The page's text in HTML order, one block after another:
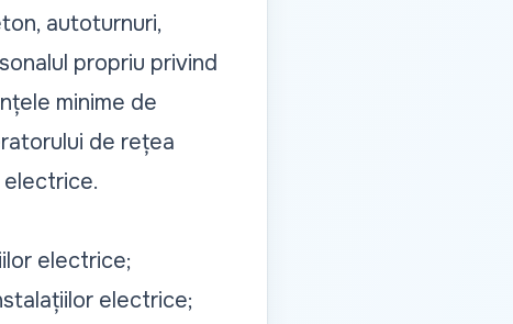
autoturnuri,
propriu privind
minime de
de rețea
electrice;
electrice;